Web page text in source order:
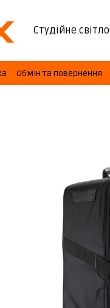
Студійне світло
Обмін та повернення